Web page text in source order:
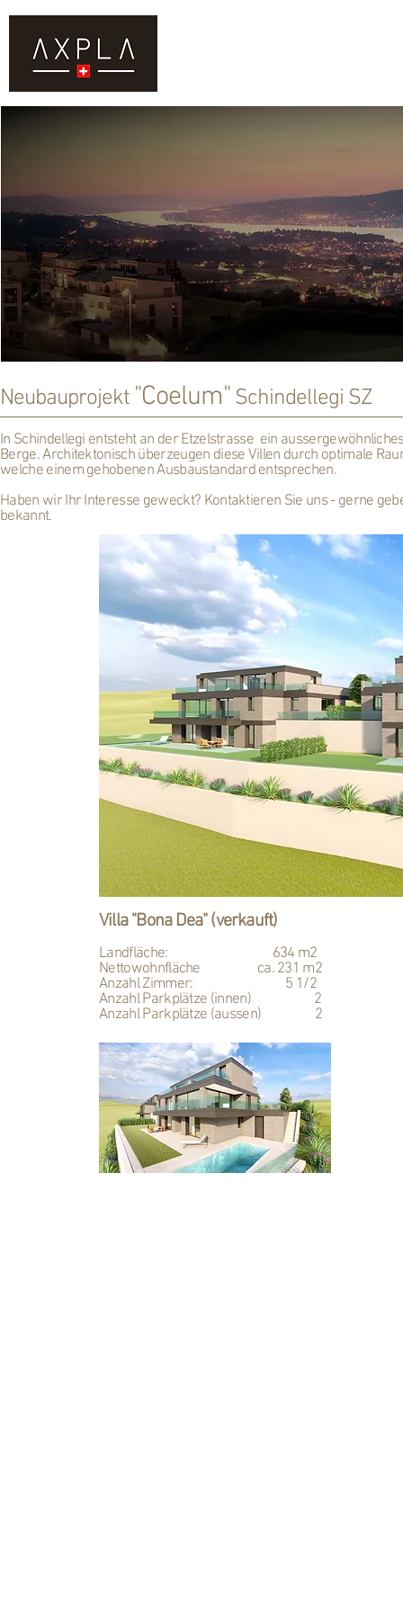
Neubauprojekt "Coelum" Schindellegi SZ
In Schindellegi entsteht an der Etzelstrasse ein
Berge. Architektonisch überzeugen diese Villen durch optimale
welche einem gehobenen Ausbaustandard entsprechen.
Haben wir Ihr Interesse geweckt? Kontaktieren Sie uns - gerne
bekannt.
Villa "Bona Dea" (verkauft)
Landfläche: 634 m2
Nettowohnfläche ca. 231 m2
Anzahl Zimmer: 5 1/2
Anzahl Parkplätze (innen) 2
Anzahl Parkplätze (aussen) 2